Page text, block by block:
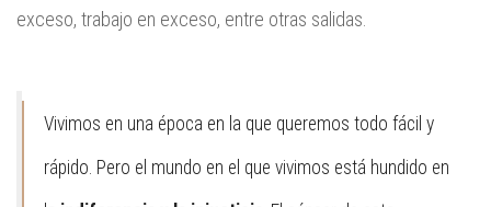
exceso, trabajo en exceso, entre otras salidas.
Vivimos en una época en la que queremos todo fácil y
rápido. Pero el mundo en el que vivimos está hundido en